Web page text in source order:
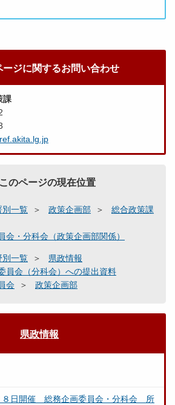
ージに関するお問い合わせ
課
このページの現在位置
別一覧 政策企画部
総合政策課
会・分科会（政策企画部関係）
別一覧
県政情報
員会（分科会）への提出資料
会
政策企画部
県政情報
８日開催 総務企画委員会・分科会 所